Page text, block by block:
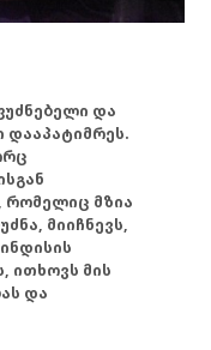
და
რომელიც მზია
მიიჩნევს,
ითხოვს მის
და